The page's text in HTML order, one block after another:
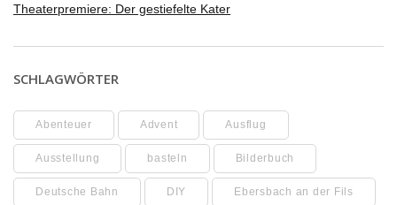
Theaterpremiere: Der gestiefelte Kater
SCHLAGWÖRTER
Abenteuer Advent Ausflug
Ausstellung basteln Bilderbuch
Deutsche Bahn DIY Ebersbach an der Fils